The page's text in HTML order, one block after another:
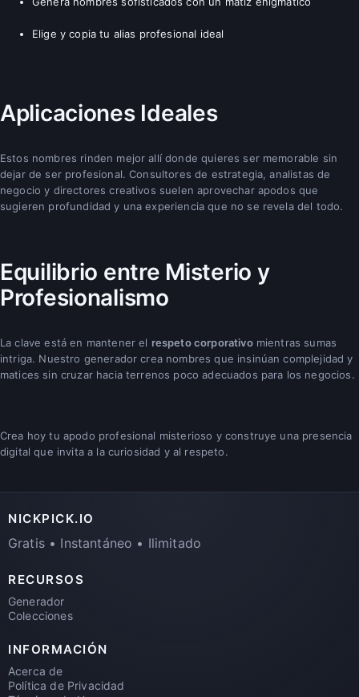
Elige y copia tu alias profesional ideal
Aplicaciones Ideales
Estos nombres rinden mejor allí donde quieres ser memorable sin
dejar de ser profesional. Consultores de estrategia, analistas de
negocio y directores creativos suelen aprovechar apodos que
sugieren profundidad y una experiencia que no se revela del todo.
Equilibrio entre Misterio y
Profesionalismo
La clave está en mantener el respeto corporativomientras sumas
intriga. Nuestro generador crea nombres que insinúan complejidad y
matices sin cruzar hacia terrenos poco adecuados para los negocios.
Crea hoy tu apodo profesional misterioso y construye una presencia
digital que invita a la curiosidad y al respeto.
NICKPICK.IO
Gratis • Instantáneo • Ilimitado
RECURSOS
Generador
Colecciones
INFORMACIÓN
Acerca de
Política de Privacidad